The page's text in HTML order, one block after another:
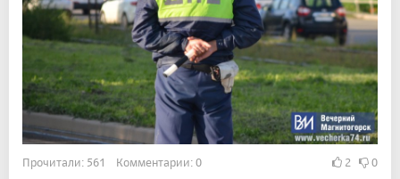
Прочитали: 561 Комментарии: 0 2 0